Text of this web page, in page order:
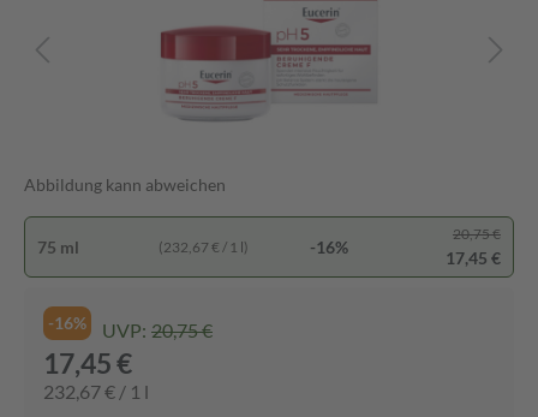
Abbildung kann abweichen
75 ml (232,67 € / 1 l) -16%
20,75 €
17,45 €
-16% UVP: 20,75 €
17,45 €
232,67 € / 1 l